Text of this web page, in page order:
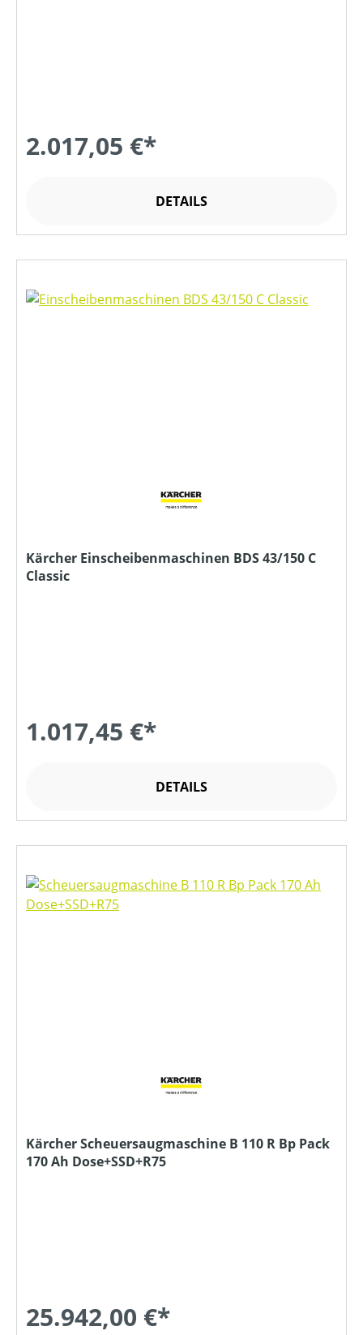
2.017,05 €*
DETAILS
Kärcher Einscheibenmaschinen BDS 43/150 C
Classic
1.017,45 €*
DETAILS
Kärcher Scheuersaugmaschine B 110 R Bp Pack
170 Ah Dose+SSD+R75
25.942,00 €*